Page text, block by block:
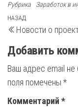
Рубрика Заработок в
Навигация
по
записям
Предыдущая
запись
НАЗАД
Новости о
Добавить
Ваш адрес email не
поля помечены *
Комментарий *